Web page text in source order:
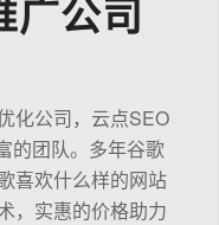
广公司
化公司，云点SEO
的团队。多年谷歌
喜欢什么样的网站
，实惠的价格助力